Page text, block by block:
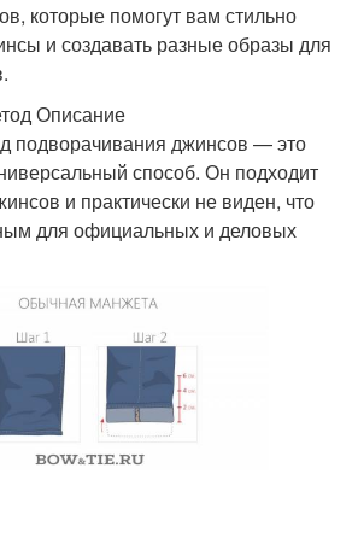
которые помогут вам стильно
и создавать разные образы для
Описание
подворачивания джинсов — это
способ. Он подходит
и практически не виден, что
для официальных и деловых